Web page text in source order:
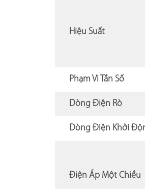
Hiệu Suất
Phạm Vi Tần Số
Dòng Điện Rò
Dòng Điện Khởi
Điện Áp Một Chiều